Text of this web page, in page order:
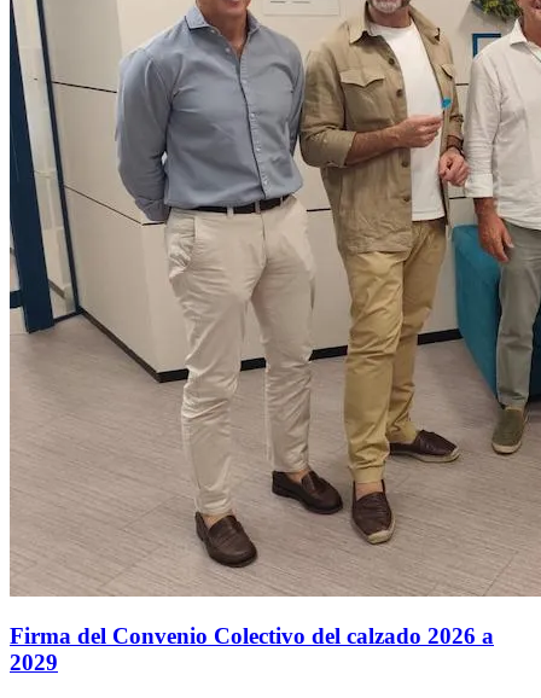
Firma del Convenio Colectivo del calzado 2026 a
2029